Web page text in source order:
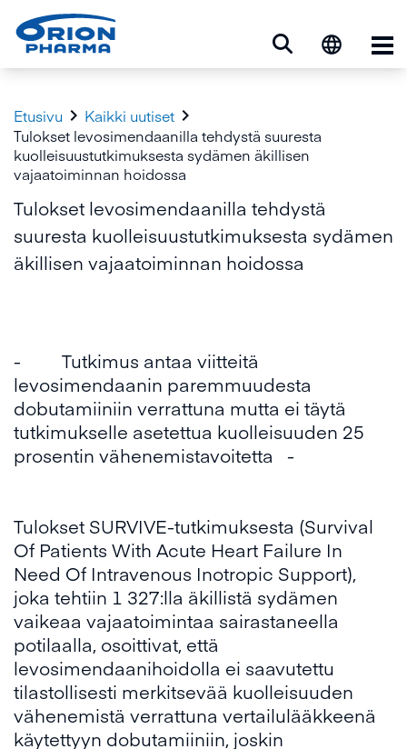
Etusivu  Kaikki uutiset 
Tulokset levosimendaanilla tehdystä suuresta
kuolleisuustutkimuksesta sydämen äkillisen
vajaatoiminnan hoidossa
Tulokset levosimendaanilla tehdystä
suuresta kuolleisuustutkimuksesta sydämen
äkillisen vajaatoiminnan hoidossa
- Tutkimus antaa viitteitä
levosimendaanin paremmuudesta
dobutamiiniin verrattuna mutta ei täytä
tutkimukselle asetettua kuolleisuuden 25
prosentin vähenemistavoitetta -
Tulokset SURVIVE-tutkimuksesta (Survival
Of Patients With Acute Heart Failure In
Need Of Intravenous Inotropic Support),
joka tehtiin 1 327:lla äkillistä sydämen
vaikeaa vajaatoimintaa sairastaneella
potilaalla, osoittivat, että
levosimendaanihoidolla ei saavutettu
tilastollisesti merkitsevää kuolleisuuden
vähenemistä verrattuna vertailulääkkeenä
käytettyyn dobutamiiniin, joskin